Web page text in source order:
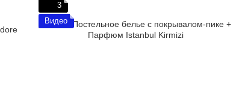
3
Видео